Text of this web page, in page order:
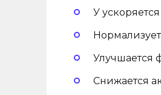
У
Улучшается
Снижается